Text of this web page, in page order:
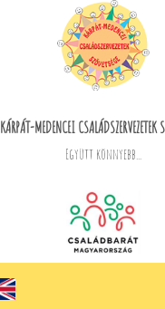
KÁRPÁT-MEDENCEI CSALÁDSZERVEZETEK
Együtt könnyebb...